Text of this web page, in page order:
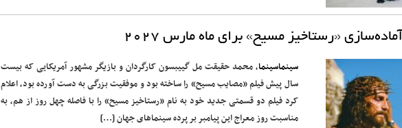
آماده‌سازی «رستاخیز مسیح» برای ماه مارس ۲۰۲۷
سینماسینما، محمد حقیقت مل گییبسون کارگردان و بازیگر مشهور آمریکایی که بیست
سال پیش فیلم «مصایب مسیح» را ساخته بود و موفقیت بزرگی به دست آورده بود، اعلام
کرد فیلم دو قسمتی جدید خود به نام «رستاخیز مسیح» را با فاصله چهل روز از هم، به
مناسبت روز معراج این پیامبر بر پرده سینماهای جهان […]